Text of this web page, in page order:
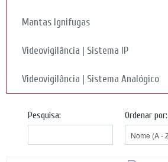
Mantas Ignifugas
Videovigilância | Sistema IP
Videovigilância | Sistema Analógico
Ordenar por:
Pesquisa: